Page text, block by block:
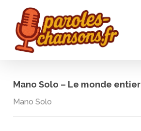
main
content
Mano Solo – Le monde entier
Mano Solo